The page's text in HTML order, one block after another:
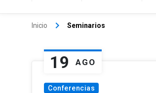
Inicio keyboard_arrow_right Seminarios
19 AGO
Conferencias